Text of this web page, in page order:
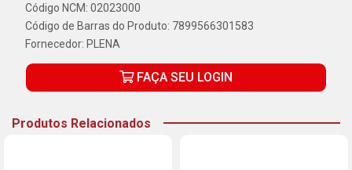
Código NCM: 02023000
Código de Barras do Produto: 7899566301583
Fornecedor: PLENA
FAÇA SEU LOGIN
Produtos Relacionados